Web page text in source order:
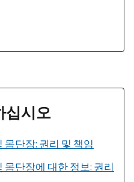
십시오
몸단장: 권리 및 책임
몸단장에 대한 정보: 권리